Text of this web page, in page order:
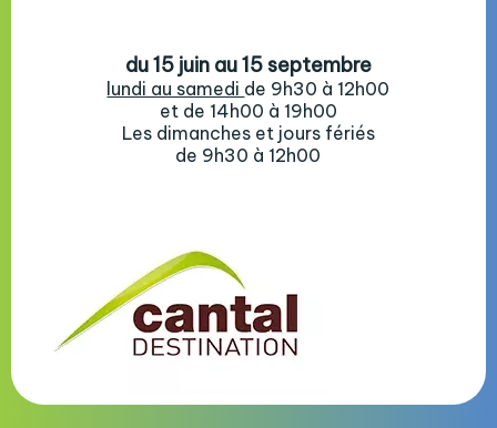
du 15 juin au 15 septembre
lundi au samedi de 9h30 à 12h00
et de 14h00 à 19h00
Les dimanches et jours fériés
de 9h30 à 12h00